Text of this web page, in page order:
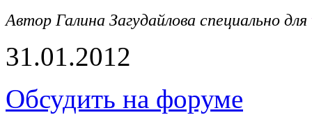
Автор Галина Загудайлова специально для
31.01.2012
Обсудить на форуме